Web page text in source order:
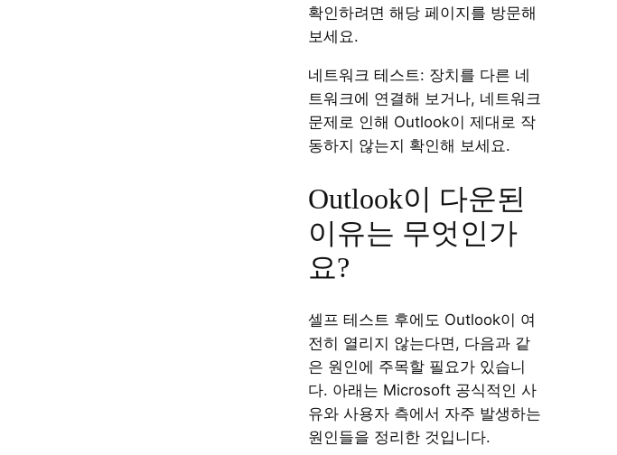
확인하려면 해당 페이지를 방문해
보세요.
네트워크 테스트: 장치를 다른 네
트워크에 연결해 보거나, 네트워크
문제로 인해 Outlook이 제대로 작
동하지 않는지 확인해 보세요.
Outlook이 다운된
이유는 무엇인가
요?
셀프 테스트 후에도 Outlook이 여
전히 열리지 않는다면, 다음과 같
은 원인에 주목할 필요가 있습니
다. 아래는 Microsoft 공식적인 사
유와 사용자 측에서 자주 발생하는
원인들을 정리한 것입니다.